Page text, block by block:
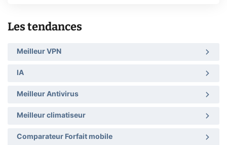
Les tendances
Meilleur VPN
IA
Meilleur Antivirus
Meilleur climatiseur
Comparateur Forfait mobile